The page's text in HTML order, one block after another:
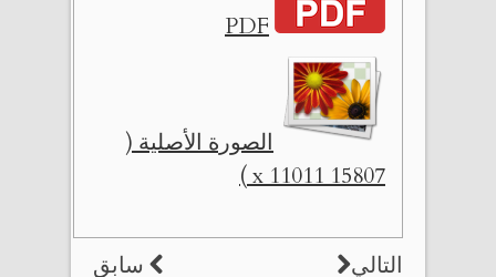
PDF
الصورة الأصلية (
15807 x 11011 )
سابق التالي